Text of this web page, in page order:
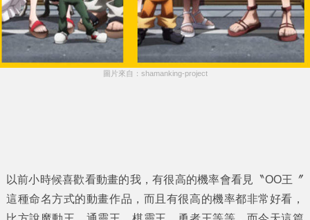
圖片來自：shamanking-project
以前小時候喜歡看動畫的我，有很高的機率會看見〝OO王〞
這種命名方式的動畫作品，而且有很高的機率都非常好看，